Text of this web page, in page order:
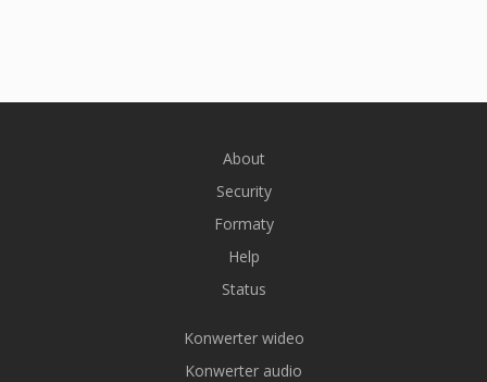
About
Security
Formaty
Help
Status
Konwerter wideo
Konwerter audio